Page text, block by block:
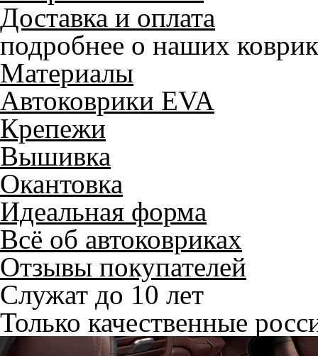
Доставка и оплата
подробнее о наших
Материалы
Автоковрики EVA
Крепежи
Вышивка
Окантовка
Идеальная форма
Всё об автоковриках
Отзывы покупателей
Служат до 10 лет
Только качественные